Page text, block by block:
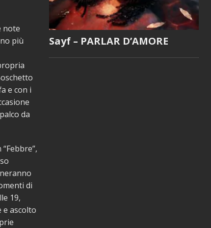
note
più
e con i
da
di
19,
e ascolto
Sayf – PARLAR D’AMORE